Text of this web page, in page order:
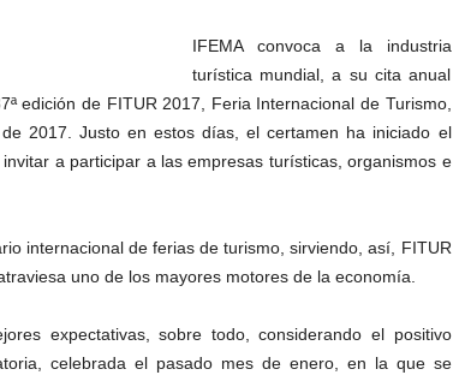
IFEMA convoca a la industria
turística mundial, a su cita anual
edición de FITUR 2017, Feria Internacional de Turismo,
2017. Justo en estos días, el certamen ha iniciado el
a participar a las empresas turísticas, organismos e
internacional de ferias de turismo, sirviendo, así, FITUR
uno de los mayores motores de la economía.
expectativas, sobre todo, considerando el positivo
celebrada el pasado mes de enero, en la que se